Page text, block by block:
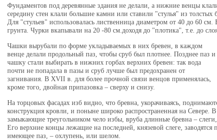
Фундаментов под деревянные здания не делали, а нижние венцы
середину стен клали большие камни или ставили "стулья" из толстых
Для "стульев" использовалась лиственница диаметром от 40 до 60
грунта. Чурки вкапывали на 20 -80 см.доходя до "плотика", т.е. до
Чашки вырубали по форме укладываемых в них бревен, в каждом
венце делали продольный паз, чтобы сруб был плотнее. Позднее паз и
чашку стали выбирать в нижних горбах верхних бревен: так вода
почти не попадала в пазы и сруб лучше был предохранен от
загнивания. В XVII в. для более прочной связи венцов применялась,
кроме того, двойная припазовка – сверху и снизу.
На торцовых фасадах изб видно, что бревна, укорачиваясь,
конструкция кровли, и поныне широко распространенная на Севере.
замыкающие треугольником чело избы, вруба длинные бревна –
Его верхние концы лежащие на последней, князевой слеге,
имеющее паз, – охлупень, или шелом.